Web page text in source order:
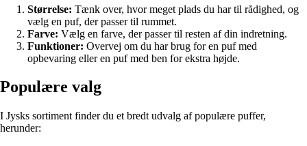
Størrelse: Tænk over, hvor meget plads du har til rådighed, og
vælg en puf, der passer til rummet.
Farve: Vælg en farve, der passer til resten af din indretning.
Funktioner: Overvej om du har brug for en puf med
opbevaring eller en puf med ben for ekstra højde.
Populære valg
I Jysks sortiment finder du et bredt udvalg af populære puffer,
herunder: